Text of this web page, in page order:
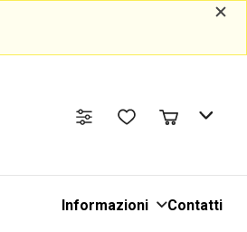
Informazioni Contatti